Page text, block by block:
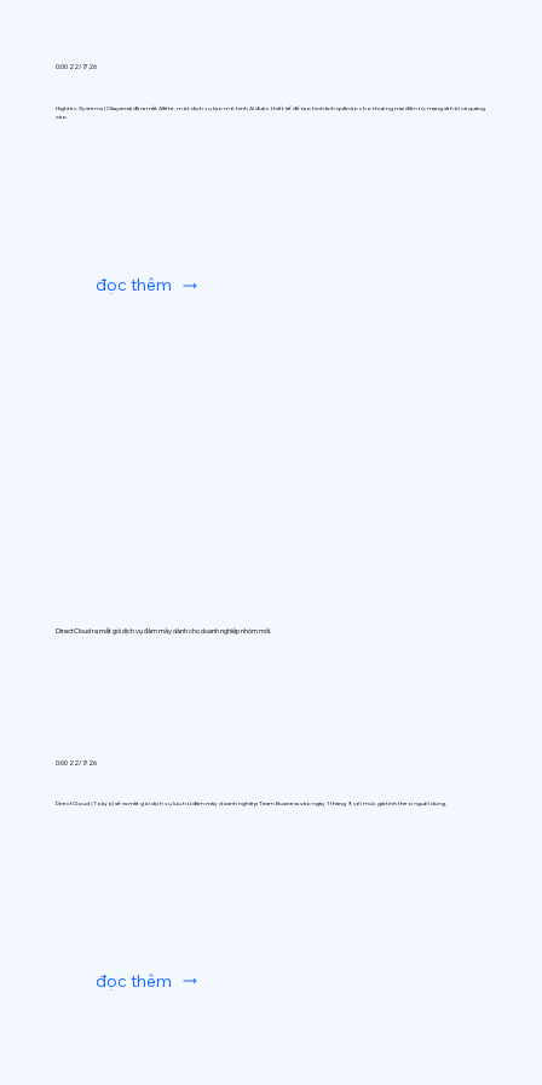
0:00 22/7/26
Hightec Systems (Okayama) đã ra mắt AIfitte, một dịch vụ tạo mô hình AI được thiết kế để tạo hình ảnh quần áo cho thương mại điện tử, mạng xã hội và quảng
cáo.
đọc thêm
DirectCloud ra mắt gói dịch vụ đám mây dành cho doanh nghiệp nhóm mới.
0:00 22/7/26
DirectCloud (Tokyo) sẽ ra mắt gói dịch vụ lưu trữ đám mây doanh nghiệp Team Business vào ngày 1 tháng 9, với mức giá tính theo người dùng.
đọc thêm